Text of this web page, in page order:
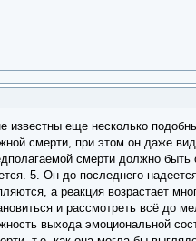
еще несколько
смерти, при этом он даже
смерти должно
5. Он до последнего
а реакция возрастает
и рассмотреть всё до
выхода эмоциональной